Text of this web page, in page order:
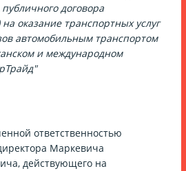
договора
оказание транспортных услуг
автомобильным транспортом
и международном
ответственностью
Маркевича
действующего на